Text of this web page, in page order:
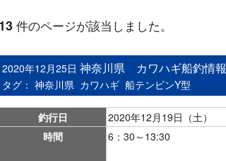
13 件のページが該当しました。
2020年12月25日 神奈川県 カワハギ船釣情報
タグ： 神奈川県 カワハギ 船テンビンY型
釣行日 2020年12月19日（土）
時間
6：30～13:30